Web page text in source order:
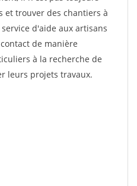
et trouver des chantiers à
d'aide aux artisans
de manière
à la recherche de
leurs projets travaux.